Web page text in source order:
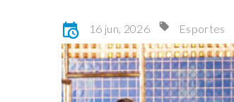
16 jun, 2026 Esportes